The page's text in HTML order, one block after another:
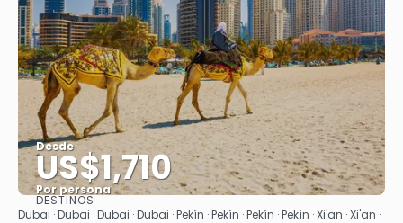
Desde
US$1,710
Por persona
Ver
DESTINOS
Dubai · Dubai · Dubai · Dubai · Pekín · Pekín · Pekín · Pekín · Xi'an · Xi'an ·